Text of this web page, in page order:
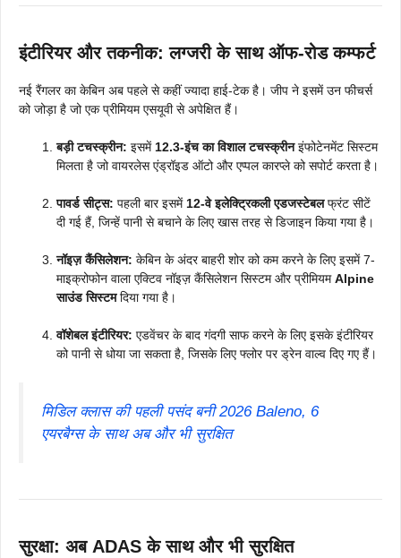
इंटीरियर और तकनीक: लग्जरी के साथ ऑफ-रोड कम्फर्ट
नई रैंगलर का केबिन अब पहले से कहीं ज्यादा हाई-टेक है। जीप ने इसमें उन फीचर्स
को जोड़ा है जो एक प्रीमियम एसयूवी से अपेक्षित हैं।
बड़ी टचस्क्रीन: इसमें12.3-इंच का विशाल टचस्क्रीनइंफोटेनमेंट सिस्टम
मिलता है जो वायरलेस एंड्रॉइड ऑटो और एप्पल कारप्ले को सपोर्ट करता है।
पावर्ड सीट्स: पहली बार इसमें12-वे इलेक्ट्रिकली एडजस्टेबलफ्रंट सीटें
दी गई हैं, जिन्हें पानी से बचाने के लिए खास तरह से डिजाइन किया गया है।
नॉइज़ कैंसिलेशन: केबिन के अंदर बाहरी शोर को कम करने के लिए इसमें 7-
माइक्रोफोन वाला एक्टिव नॉइज़ कैंसिलेशन सिस्टम और प्रीमियमAlpine
साउंड सिस्टमदिया गया है।
वॉशेबल इंटीरियर: एडवेंचर के बाद गंदगी साफ करने के लिए इसके इंटीरियर
को पानी से धोया जा सकता है, जिसके लिए फ्लोर पर ड्रेन वाल्व दिए गए हैं।
मिडिल क्लास की पहली पसंद बनी 2026 Baleno, 6
एयरबैग्स के साथ अब और भी सुरक्षित
सुरक्षा: अब ADAS के साथ और भी सुरक्षित